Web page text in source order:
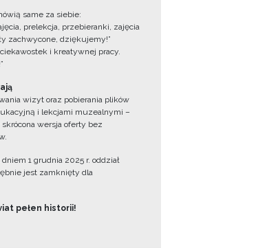
same za siebie:
prelekcja, przebieranki, zajęcia
zachwycone, dziękujemy!”
ciekawostek i kreatywnej pracy.
wizyt oraz pobierania plików
i lekcjami muzealnymi –
wersja oferty bez
1 grudnia 2025 r. oddział
jest zamknięty dla
pełen historii!